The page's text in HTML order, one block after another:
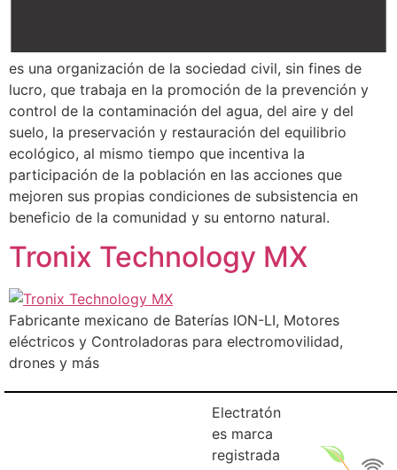
es una organización de la sociedad civil, sin fines de
lucro, que trabaja en la promoción de la prevención y
control de la contaminación del agua, del aire y del
suelo, la preservación y restauración del equilibrio
ecológico, al mismo tiempo que incentiva la
participación de la población en las acciones que
mejoren sus propias condiciones de subsistencia en
beneficio de la comunidad y su entorno natural.
Tronix Technology MX
Fabricante mexicano de Baterías ION-LI, Motores
eléctricos y Controladoras para electromovilidad,
drones y más
Electratón
es marca
registrada